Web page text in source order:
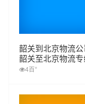
韶关到北京物流公
韶关至北京物流专
4百 +